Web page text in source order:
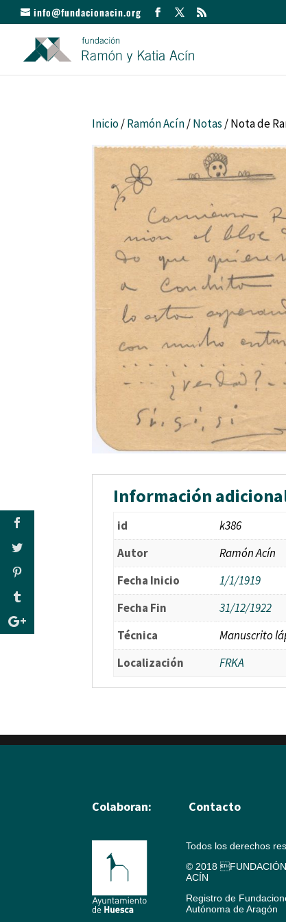
info@fundacionacin.org
Inicio/Ramón Acín/Notas / Nota de
Información
id
k386
Autor
Ramón Acín
Fecha Inicio
1/1/1919
Fecha Fin
31/12/1922
Técnica
Manuscrito
Localización
FRKA
Colaboran: Contacto
Todos los derechos
© 2018
ACÍN
Registro de
Autónoma de Aragón